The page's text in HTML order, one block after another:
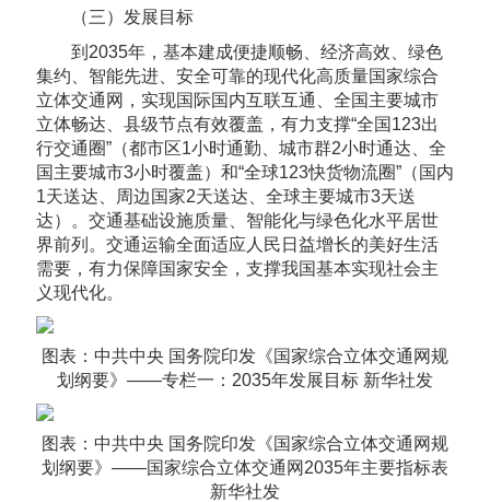
（三）发展目标
到2035年，基本建成便捷顺畅、经济高效、绿色
集约、智能先进、安全可靠的现代化高质量国家综合
立体交通网，实现国际国内互联互通、全国主要城市
立体畅达、县级节点有效覆盖，有力支撑“全国123出
行交通圈”（都市区1小时通勤、城市群2小时通达、全
国主要城市3小时覆盖）和“全球123快货物流圈”（国内
1天送达、周边国家2天送达、全球主要城市3天送
达）。交通基础设施质量、智能化与绿色化水平居世
界前列。交通运输全面适应人民日益增长的美好生活
需要，有力保障国家安全，支撑我国基本实现社会主
义现代化。
图表：中共中央 国务院印发《国家综合立体交通网规
划纲要》——专栏一：2035年发展目标 新华社发
图表：中共中央 国务院印发《国家综合立体交通网规
划纲要》——国家综合立体交通网2035年主要指标表
新华社发